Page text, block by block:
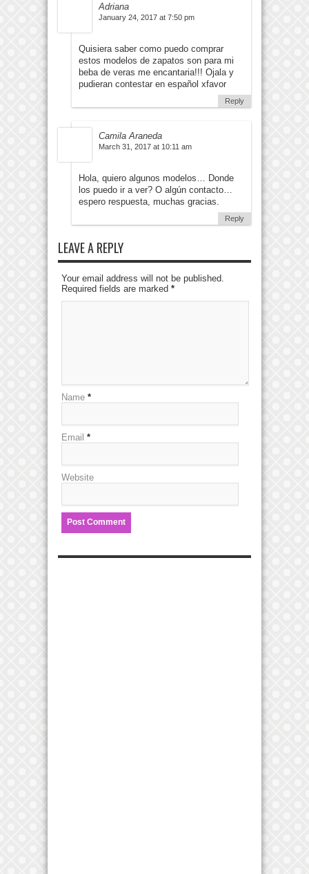
Adriana
January 24, 2017 at 7:50 pm
Quisiera saber como puedo comprar
estos modelos de zapatos son para mi
beba de veras me encantaria!!! Ojala y
pudieran contestar en español xfavor
Reply
Camila Araneda
March 31, 2017 at 10:11 am
Hola, quiero algunos modelos… Donde
los puedo ir a ver? O algún contacto…
espero respuesta, muchas gracias.
Reply
LEAVE A REPLY
Your email address will not be published.
Required fields are marked *
Name *
Email *
Website